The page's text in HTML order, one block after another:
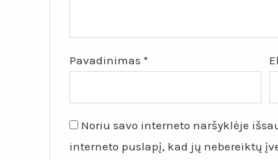
Pavadinimas*
Noriu savo interneto naršyklėje
interneto puslapį, kad jų nebereiktų